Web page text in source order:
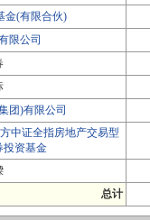
金(有限合伙)
限公司
团)有限公司
中证全指房地产交易型
投资基金
总计